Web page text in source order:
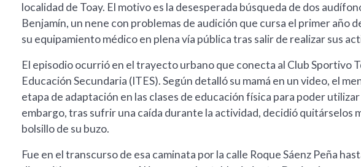
localidad de Toay. El motivo es la desesperada búsqueda de dos
Benjamín, un nene con problemas de audición que cursa el primer año
su equipamiento médico en plena vía pública tras salir de realizar sus
El episodio ocurrió en el trayecto urbano que conecta al Club Sportivo
Educación Secundaria (ITES). Según detalló su mamá en un video, el
etapa de adaptación en las clases de educación física para poder
embargo, tras sufrir una caída durante la actividad, decidió quitárselos
bolsillo de su buzo.
Fue en el transcurso de esa caminata por la calle Roque Sáenz Peña